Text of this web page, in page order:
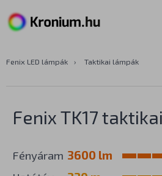
Fenix LED lámpák › Taktikai lámpák
Fenix TK17
Fényáram 3600 lm